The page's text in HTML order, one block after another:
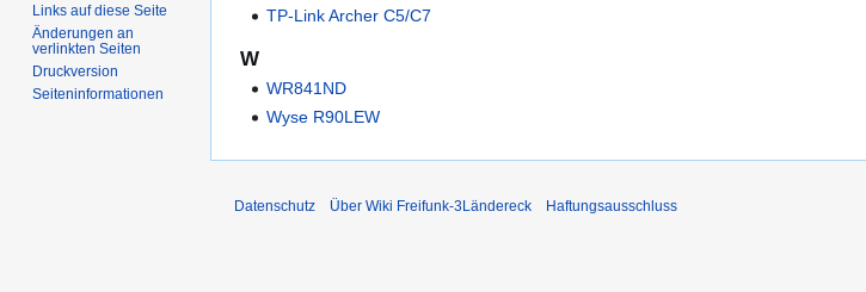
TP-Link Archer C5/C7
W
WR841ND
Wyse R90LEW
Links auf diese Seite
Änderungen an
verlinkten Seiten
Druckversion
Seiten­­informationen
Datenschutz Über Wiki Freifunk-3Ländereck Haftungsausschluss